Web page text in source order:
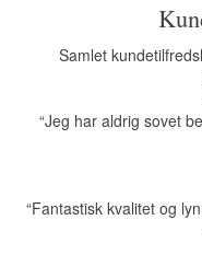
Samlet
“Jeg har aldrig sovet
“Fantastisk kvalitet og